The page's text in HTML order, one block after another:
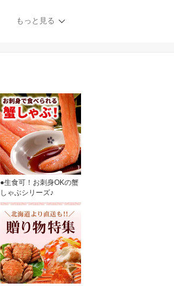
カニ かに ギフト 送料無
料（沖縄宛は別途送料を
もっと見る
●生食可！お刺身OKの蟹
しゃぶシリーズ♪